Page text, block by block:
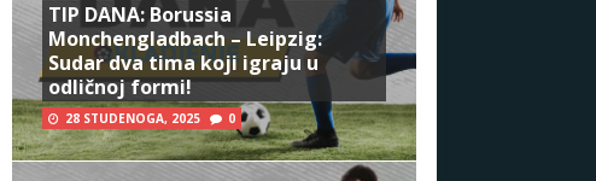
TIP DANA: Borussia
Monchengladbach – Leipzig:
Sudar dva tima koji igraju u
odličnoj formi!
28 STUDENOGA, 2025 0